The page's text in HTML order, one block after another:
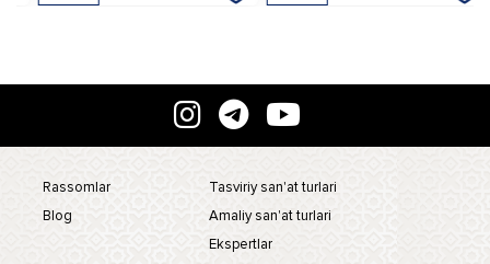
Rassomlar
Blog
Tasviriy san'at turlari
Amaliy san'at turlari
Ekspertlar